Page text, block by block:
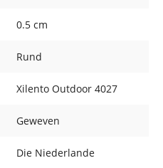
0.5 cm
Rund
Xilento Outdoor 4027
Geweven
Die Niederlande